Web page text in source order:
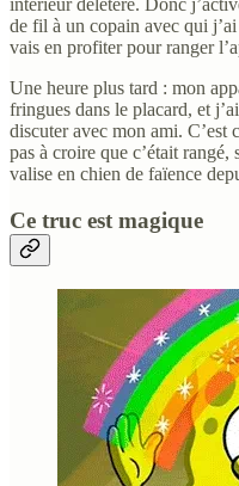
intérieur délétère. Donc
de fil à un copain avec qui
vais en profiter pour ranger
Une heure plus tard : mon
fringues dans le placard, et
discuter avec mon ami. C’est
pas à croire que c’était
valise en chien de faïence
Ce truc est magique